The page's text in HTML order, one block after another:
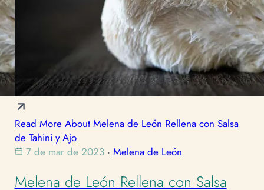
Read More About Melena de León Rellena con Salsa
de Tahini y Ajo
7 de mar de 2023 · Melena de León
Melena de León Rellena con Salsa